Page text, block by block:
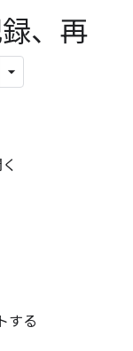
、再
する